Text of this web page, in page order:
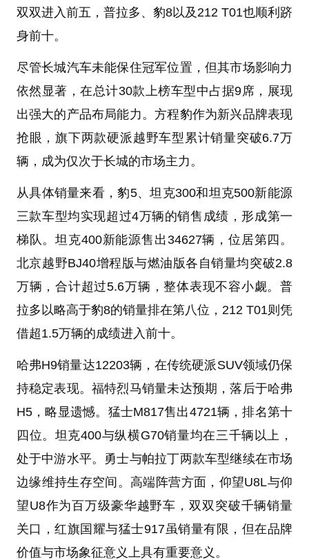
双双进入前五，普拉多、豹8以及212 T01也顺利跻
身前十。
尽管长城汽车未能保住冠军位置，但其市场影响力
依然显著，在总计30款上榜车型中占据9席，展现
出强大的产品布局能力。方程豹作为新兴品牌表现
抢眼，旗下两款硬派越野车型累计销量突破6.7万
辆，成为仅次于长城的市场主力。
从具体销量来看，豹5、坦克300和坦克500新能源
三款车型均实现超过4万辆的销售成绩，形成第一
梯队。坦克400新能源售出34627辆，位居第四。
北京越野BJ40增程版与燃油版各自销量均突破2.8
万辆，合计超过5.6万辆，整体表现不容小觑。普
拉多以略高于豹8的销量排在第八位，212 T01则凭
借超1.5万辆的成绩进入前十。
哈弗H9销量达12203辆，在传统硬派SUV领域仍保
持稳定表现。福特烈马销量未达预期，落后于哈弗
H5，略显遗憾。猛士M817售出4721辆，排名第十
四位。坦克400与纵横G70销量均在三千辆以上，
处于中游水平。勇士与帕拉丁两款车型继续在市场
边缘维持生存空间。高端阵营方面，仰望U8L与仰
望U8作为百万级豪华越野车，双双突破千辆销量
关口，红旗国耀与猛士917虽销量有限，但在品牌
价值与市场象征意义上具有重要意义。